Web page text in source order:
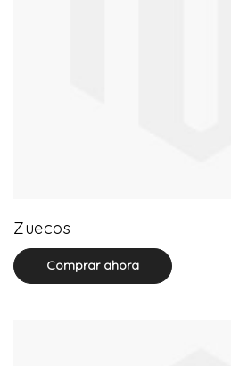
Zuecos
Comprar ahora